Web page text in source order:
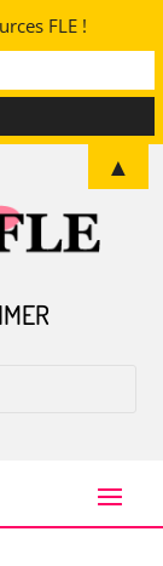
FLE !
▲